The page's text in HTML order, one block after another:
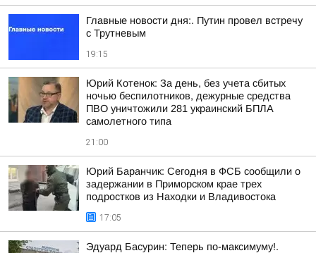
Главные новости дня:. Путин провел встречу
с Трутневым
19:15
Юрий Котенок: За день, без учета сбитых
ночью беспилотников, дежурные средства
ПВО уничтожили 281 украинский БПЛА
самолетного типа
21:00
Юрий Баранчик: Сегодня в ФСБ сообщили о
задержании в Приморском крае трех
подростков из Находки и Владивостока
17:05
Эдуард Басурин: Теперь по-максимуму!.